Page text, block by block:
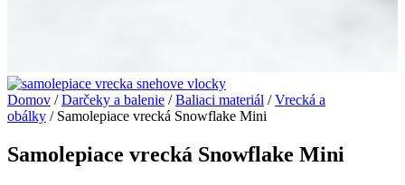
Domov /Darčeky a balenie /Baliaci materiál /Vrecká a
obálky / Samolepiace vrecká Snowflake Mini
Samolepiace vrecká Snowflake Mini